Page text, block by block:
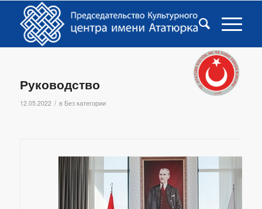
Руководство
12.05.2022 / в Без категории